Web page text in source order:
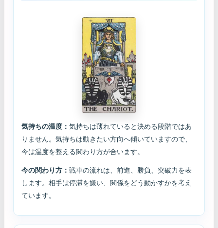
気持ちの温度： 気持ちは薄れていると決める段階ではあ
りません。気持ちは動きたい方向へ傾いていますので、
今は温度を整える関わり方が合います。
今の関わり方： 戦車の流れは、前進、勝負、突破力を表
します。相手は停滞を嫌い、関係をどう動かすかを考え
ています。